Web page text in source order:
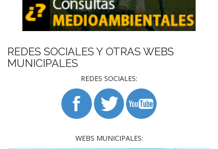
REDES SOCIALES Y OTRAS WEBS
MUNICIPALES
REDES SOCIALES:
WEBS MUNICIPALES: